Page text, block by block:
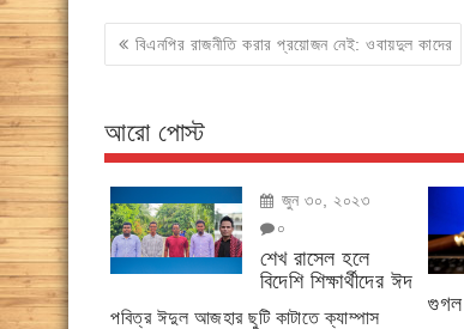
Post
navigation
বিএনপির রাজনীতি করার প্রয়োজন নেই: ওবায়দুল কাদের
আরো পোস্ট
জুন ৩০, ২০২৩
০
শেখ রাসেল হলে
বিদেশি শিক্ষার্থীদের ঈদ
পবিত্র ঈদুল আজহার ছুটি কাটাতে ক্যাম্পাস
গুগল